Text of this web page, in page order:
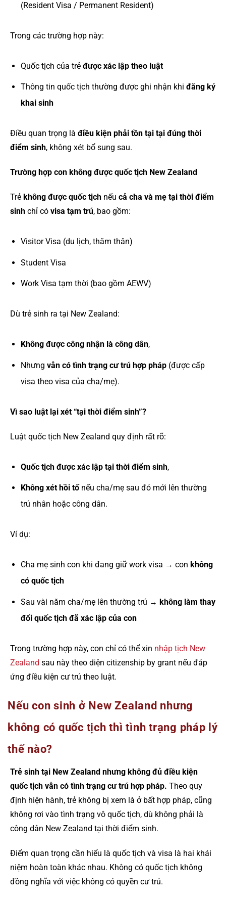
(Resident Visa / Permanent Resident)
Trong các trường hợp này:
Quốc tịch của trẻ được xác lập theo luật
Thông tin quốc tịch thường được ghi nhận khi đăng ký
khai sinh
Điều quan trọng là điều kiện phải tồn tại tại đúng thời
điểm sinh, không xét bổ sung sau.
Trường hợp con không được quốc tịch New Zealand
Trẻ không được quốc tịch nếu cả cha và mẹ tại thời điểm
sinh chỉ có visa tạm trú, bao gồm:
Visitor Visa (du lịch, thăm thân)
Student Visa
Work Visa tạm thời (bao gồm AEWV)
Dù trẻ sinh ra tại New Zealand:
Không được công nhận là công dân,
Nhưng vẫn có tình trạng cư trú hợp pháp(được cấp
visa theo visa của cha/mẹ).
Vì sao luật lại xét “tại thời điểm sinh”?
Luật quốc tịch New Zealand quy định rất rõ:
Quốc tịch được xác lập tại thời điểm sinh,
Không xét hồi tốnếu cha/mẹ sau đó mới lên thường
trú nhân hoặc công dân.
Ví dụ:
Cha mẹ sinh con khi đang giữ work visa → con không
có quốc tịch
Sau vài năm cha/mẹ lên thường trú → không làm thay
đổi quốc tịch đã xác lập của con
Trong trường hợp này, con chỉ có thể xin nhập tịch New
Zealand sau này theo diện citizenship by grant nếu đáp
ứng điều kiện cư trú theo luật.
Nếu con sinh ở New Zealand nhưng
không có quốc tịch thì tình trạng pháp lý
thế nào?
Trẻ sinh tại New Zealand nhưng không đủ điều kiện
quốc tịch vẫn có tình trạng cư trú hợp pháp. Theo quy
định hiện hành, trẻ không bị xem là ở bất hợp pháp, cũng
không rơi vào tình trạng vô quốc tịch, dù không phải là
công dân New Zealand tại thời điểm sinh.
Điểm quan trọng cần hiểu là quốc tịch và visa là hai khái
niệm hoàn toàn khác nhau. Không có quốc tịch không
đồng nghĩa với việc không có quyền cư trú.